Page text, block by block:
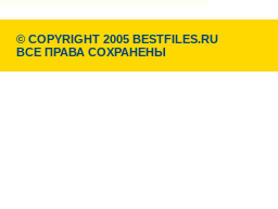
© COPYRIGHT 2005 BESTFILES.RU
ВСЕ ПРАВА СОХРАНЕНЫ